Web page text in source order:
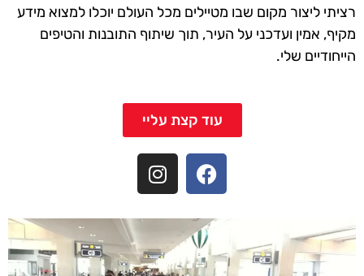
רציתי ליצור מקום שבו מטיילים מכל העולם יוכלו למצוא מידע
מקיף, אמין ועדכני על העיר, תוך שיתוף התובנות והטיפים
הייחודיים שלי.
עוד קצת עליי